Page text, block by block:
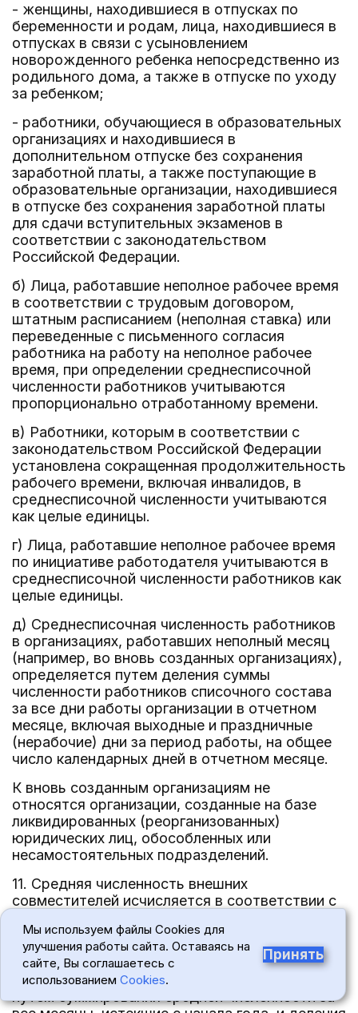
- женщины, находившиеся в отпусках по
беременности и родам, лица, находившиеся в
отпусках в связи с усыновлением
новорожденного ребенка непосредственно из
родильного дома, а также в отпуске по уходу
за ребенком;
- работники, обучающиеся в образовательных
организациях и находившиеся в
дополнительном отпуске без сохранения
заработной платы, а также поступающие в
образовательные организации, находившиеся
в отпуске без сохранения заработной платы
для сдачи вступительных экзаменов в
соответствии с законодательством
Российской Федерации.
б) Лица, работавшие неполное рабочее время
в соответствии с трудовым договором,
штатным расписанием (неполная ставка) или
переведенные с письменного согласия
работника на работу на неполное рабочее
время, при определении среднесписочной
численности работников учитываются
пропорционально отработанному времени.
в) Работники, которым в соответствии с
законодательством Российской Федерации
установлена сокращенная продолжительность
рабочего времени, включая инвалидов, в
среднесписочной численности учитываются
как целые единицы.
г) Лица, работавшие неполное рабочее время
по инициативе работодателя учитываются в
среднесписочной численности работников как
целые единицы.
д) Среднесписочная численность работников
в организациях, работавших неполный месяц
(например, во вновь созданных организациях),
определяется путем деления суммы
численности работников списочного состава
за все дни работы организации в отчетном
месяце, включая выходные и праздничные
(нерабочие) дни за период работы, на общее
число календарных дней в отчетном месяце.
К вновь созданным организациям не
относятся организации, созданные на базе
ликвидированных (реорганизованных)
юридических лиц, обособленных или
несамостоятельных подразделений.
11. Средняя численность внешних
совместителей исчисляется в соответствии с
лиц, работавших неполное рабочее время.
Средняя численность внешних совместителей
за период с начала года и за год определяется
путем суммирования средней численности за
Мы используем файлы Cookies для
улучшения работы сайта. Оставаясь на
сайте, Вы соглашаетесь с
использованием Cookies.
Принять